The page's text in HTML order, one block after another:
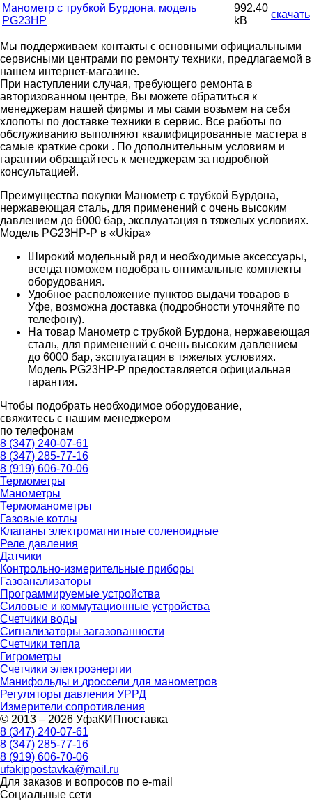
Манометр с трубкой Бурдона, модель
PG23HP
992.40
kB
скачать
Мы поддерживаем контакты с основными официальными
сервисными центрами по ремонту техники, предлагаемой в
нашем интернет-магазине.
При наступлении случая, требующего ремонта в
авторизованном центре, Вы можете обратиться к
менеджерам нашей фирмы и мы сами возьмем на себя
хлопоты по доставке техники в сервис. Все работы по
обслуживанию выполняют квалифицированные мастера в
самые краткие сроки . По дополнительным условиям и
гарантии обращайтесь к менеджерам за подробной
консультацией.
Преимущества покупки Манометр с трубкой Бурдона,
нержавеющая сталь, для применений с очень высоким
давлением до 6000 бар, эксплуатация в тяжелых условиях.
Модель PG23HP-P в «Ukipa»
Широкий модельный ряд и необходимые аксессуары,
всегда поможем подобрать оптимальные комплекты
оборудования.
Удобное расположение пунктов выдачи товаров в
Уфе, возможна доставка (подробности уточняйте по
телефону).
На товар Манометр с трубкой Бурдона, нержавеющая
сталь, для применений с очень высоким давлением
до 6000 бар, эксплуатация в тяжелых условиях.
Модель PG23HP-P предоставляется официальная
гарантия.
Чтобы подобрать необходимое оборудование,
свяжитесь с нашим менеджером
по телефонам
8 (347) 240-07-61
8 (347) 285-77-16
8 (919) 606-70-06
Термометры
Манометры
Термоманометры
Газовые котлы
Клапаны электромагнитные соленоидные
Реле давления
Датчики
Контрольно-измерительные приборы
Газоанализаторы
Программируемые устройства
Силовые и коммутационные устройства
Счетчики воды
Сигнализаторы загазованности
Счетчики тепла
Гигрометры
Счетчики электроэнергии
Манифольды и дроссели для манометров
Регуляторы давления УРРД
Измерители сопротивления
© 2013 – 2026 УфаКИПпоставка
8 (347) 240-07-61
8 (347) 285-77-16
8 (919) 606-70-06
ufakippostavka@mail.ru
Для заказов и вопросов по e-mail
Социальные сети